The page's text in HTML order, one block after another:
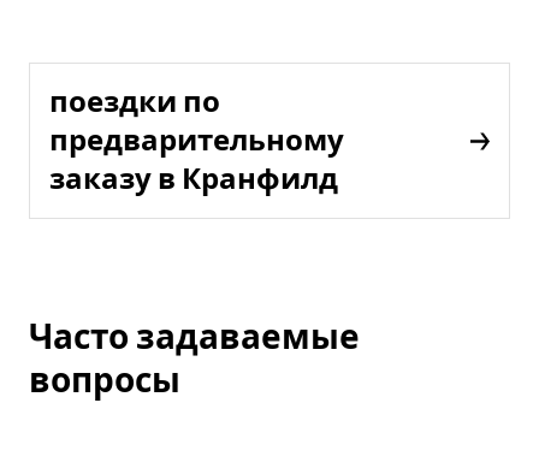
поездки по
предварительному
заказу в Кранфилд
Часто задаваемые
вопросы